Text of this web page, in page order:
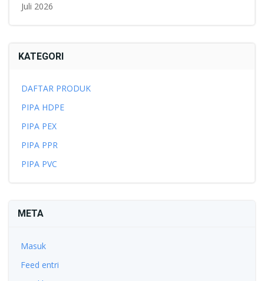
Juli 2026
KATEGORI
DAFTAR PRODUK
PIPA HDPE
PIPA PEX
PIPA PPR
PIPA PVC
META
Masuk
Feed entri